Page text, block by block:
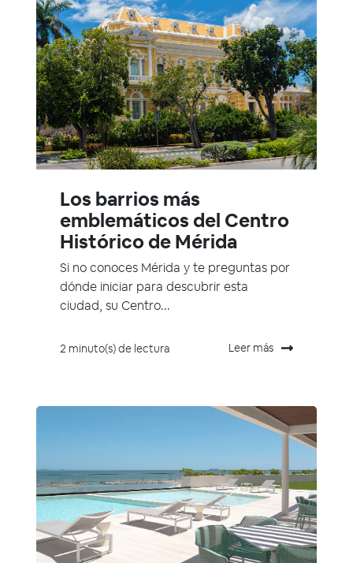
Los barrios más
emblemáticos del Centro
Histórico de Mérida
Si no conoces Mérida y te preguntas por
dónde iniciar para descubrir esta
ciudad, su Centro...
2 minuto(s) de lectura Leer más